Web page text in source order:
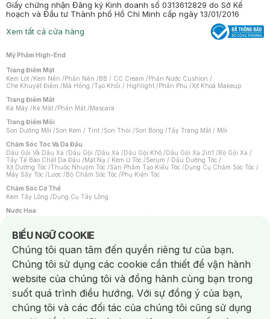
Giấy chứng nhận Đăng ký Kinh doanh số 0313612829 do Sở Kế
hoạch và Đầu tư Thành phố Hồ Chí Minh cấp ngày 13/01/2016
Xem tất cả cửa hàng
Mỹ Phẩm High-End
Trang Điểm Mặt
Kem Lót /Kem Nền /Phấn Nền /BB / CC Cream /Phấn Nước Cushion /
Che Khuyết Điểm /Má Hồng /Tạo Khối / Highlight /Phấn Phủ /Xịt Khoá Makeup
Trang Điểm Mắt
Kẻ Mày /Kẻ Mắt /Phấn Mắt /Mascara
Trang Điểm Môi
Son Dưỡng Môi /Son Kem / Tint /Son Thỏi /Son Bóng /Tẩy Trang Mắt / Môi
Chăm Sóc Tóc Và Da Đầu
Dầu Gội Và Dầu Xả /Dầu Gội /Dầu Xả /Dầu Gội Khô /Dầu Gội Xả 2in1 /Bộ Gội Xả /
Tẩy Tế Bào Chết Da Đầu /Mặt Nạ / Kem Ủ Tóc /Serum / Dầu Dưỡng Tóc /
Xịt Dưỡng Tóc /Thuốc Nhuộm Tóc /Sản Phẩm Tạo Kiểu Tóc /Dụng Cụ Chăm Sóc Tóc /
Máy Sấy Tóc /Lược /Bộ Chăm Sóc Tóc /Phụ Kiện Tóc
Chăm Sóc Cơ Thể
Kem Tẩy Lông /Dụng Cụ Tẩy Lông
Nước Hoa
Nước Hoa Nữ
Chăm Sóc Cá Nhân
Chống Muỗi /Khẩu Trang /Máy Massage/Mặt Nạ Xông Hơi /Nước Rửa Tay/
Sản Phẩm Chăm Sóc Khác /Bàn Chải Đánh Răng /Bàn Chải Điện/
Hỗ Trợ Trắng Răng/Kem Đánh Răng /Máy Tăm Nước/ Nước Súc Miệng/
Tăm / Chỉ Nha Khoa/ Xịt Thơm Miệng / Dung Dịch Vệ Sinh/Dưỡng Vùng Kín/
Khăn Ướt Vệ Sinh Vùng Kín/Băng Vệ Sinh/Tampon/Bọt Cạo Râu /Dao Cạo Râu/
Máy Cạo Râu
Vấn Đề Về Da
Da Dầu / Lỗ Chân Lông To/ Da Khô / Mất Nước/ Da Lão Hóa/ Da Mụn/
Da Nhạy Cảm / Kích Ứng
Da Xỉn Màu Thâm / Nám / Tàn Nhang
BIỂU NGỮ COOKIE
Notice about cookies usage
Chúng tôi quan tâm đến quyền riêng tư của bạn.
Chúng tôi sử dụng các cookie cần thiết để vận hành
website của chúng tôi và đồng hành cùng bạn trong
suốt quá trình điều hướng. Với sự đồng ý của bạn,
chúng tôi và các đối tác của chúng tôi cũng sử dụng